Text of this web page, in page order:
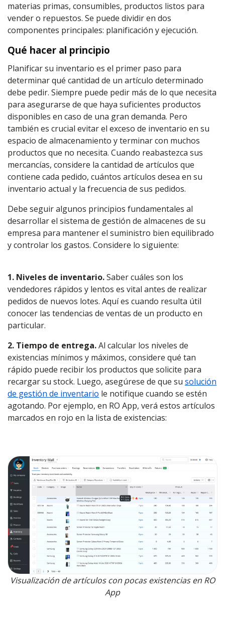
materias primas, consumibles, productos listos para
vender o repuestos. Se puede dividir en dos
componentes principales: planificación y ejecución.
Qué hacer al principio
Planificar su inventario es el primer paso para
determinar qué cantidad de un artículo determinado
debe pedir. Siempre puede pedir más de lo que necesita
para asegurarse de que haya suficientes productos
disponibles en caso de una gran demanda. Pero
también es crucial evitar el exceso de inventario en su
espacio de almacenamiento y terminar con muchos
productos que no necesita. Cuando reabastezca sus
mercancías, considere la cantidad de artículos que
contiene cada pedido, cuántos artículos desea en su
inventario actual y la frecuencia de sus pedidos.
Debe seguir algunos principios fundamentales al
desarrollar el sistema de gestión de almacenes de su
empresa para mantener el suministro bien equilibrado
y controlar los gastos. Considere lo siguiente:
1. Niveles de inventario.Saber cuáles son los
vendedores rápidos y lentos es vital antes de realizar
pedidos de nuevos lotes. Aquí es cuando resulta útil
conocer las tendencias de ventas de un producto en
particular.
2. Tiempo de entrega.Al calcular los niveles de
existencias mínimos y máximos, considere qué tan
rápido puede recibir los productos que solicite para
recargar su stock. Luego, asegúrese de que su solución
de gestión de inventario le notifique cuando se estén
agotando. Por ejemplo, en RO App, verá estos artículos
marcados en rojo en la lista de existencias:
Visualización de artículos con pocas existencias en RO
App